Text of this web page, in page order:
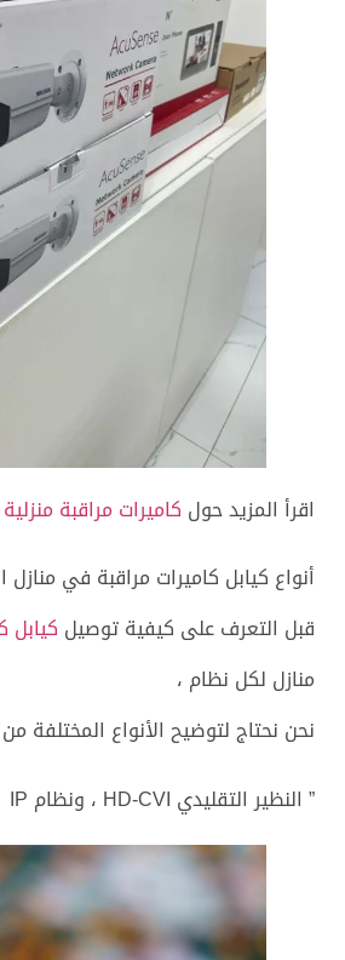
اقرأ المزيد حولكاميرات مراقبة منزلية
أنواع كيابل كاميرات مراقبة في منازل
قبل التعرف على كيفية توصيلكيابل
منازل لكل نظام ،
نحن نحتاج لتوضيح الأنواع المختلفة من
” النظير التقليدي HD-CVI ، ونظام IP “.